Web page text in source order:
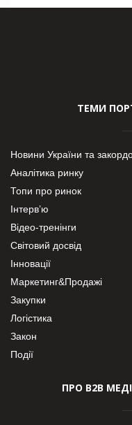
ТЕМИ
Новини України та
Аналітика ринку
Топи про ринок
Інтерв’ю
Відео-тренінги
Світовий досвід
Інновації
Маркетинг&Продажі
Закупки
Логістика
Закон
Події
ПРО В2В